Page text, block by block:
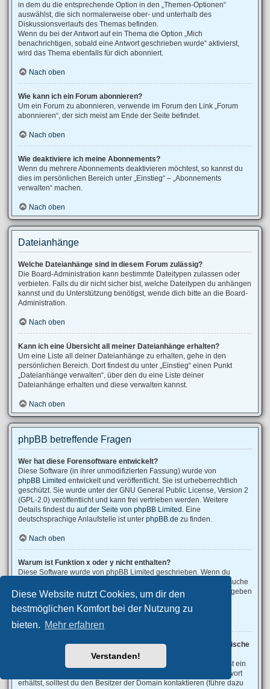
Diese Website nutzt Cookies, um dir den
bestmöglichen Komfort bei der Nutzung zu
bieten. Mehr erfahren
Verstanden!
in dem du die entsprechende Option in den „Themen-Optionen“
auswählst, die sich normalerweise ober- und unterhalb des
Diskussionsverlaufs des Themas befinden.
Wenn du bei der Antwort auf ein Thema die Option „Mich
benachrichtigen, sobald eine Antwort geschrieben wurde“ aktivierst,
wird das Thema ebenfalls für dich abonniert.
Nach oben
Wie kann ich ein Forum abonnieren?
Um ein Forum zu abonnieren, verwende im Forum den Link „Forum
abonnieren“, der sich meist am Ende der Seite befindet.
Nach oben
Wie deaktiviere ich meine Abonnements?
Wenn du mehrere Abonnements deaktivieren möchtest, so kannst du
dies im persönlichen Bereich unter „Einstieg“ – „Abonnements
verwalten“ machen.
Nach oben
Dateianhänge
Welche Dateianhänge sind in diesem Forum zulässig?
Die Board-Administration kann bestimmte Dateitypen zulassen oder
verbieten. Falls du dir nicht sicher bist, welche Dateitypen du anhängen
kannst und du Unterstützung benötigst, wende dich bitte an die Board-
Administration.
Nach oben
Kann ich eine Übersicht all meiner Dateianhänge erhalten?
Um eine Liste all deiner Dateianhänge zu erhalten, gehe in den
persönlichen Bereich. Dort findest du unter „Einstieg“ einen Punkt
„Dateianhänge verwalten“, über den du eine Liste deiner
Dateianhänge erhalten und diese verwalten kannst.
Nach oben
phpBB betreffende Fragen
Wer hat diese Forensoftware entwickelt?
Diese Software (in ihrer unmodifizierten Fassung) wurde von
phpBB Limited entwickelt und veröffentlicht. Sie ist urheberrechtlich
geschützt. Sie wurde unter der GNU General Public License, Version 2
(GPL-2.0) veröffentlicht und kann frei vertrieben werden. Weitere
Details findest du auf der Seite von phpBB Limited . Eine
deutschsprachige Anlaufstelle ist unter phpBB.de zu finden.
Nach oben
Warum ist Funktion x oder y nicht enthalten?
Diese Software wurde von phpBB Limited geschrieben. Wenn du
denkst, dass eine Funktion implementiert werden sollte, dann besuche
phpBB Ideas, wo du deine Stimme für bestehende Vorschläge abgeben
oder neue Funktionen vorschlagen kannst.
Nach oben
An wen soll ich mich wenden, falls es Beschwerden oder juristische
Anfragen zu diesem Forum gibt?
Jeder Administrator, der auf der „Das Team“-Seite aufgeführt ist, ist ein
geeigneter Kontakt für deine Beschwerde. Wenn du so keine Antwort
erhältst, solltest du den Besitzer der Domain kontaktieren (führe dazu